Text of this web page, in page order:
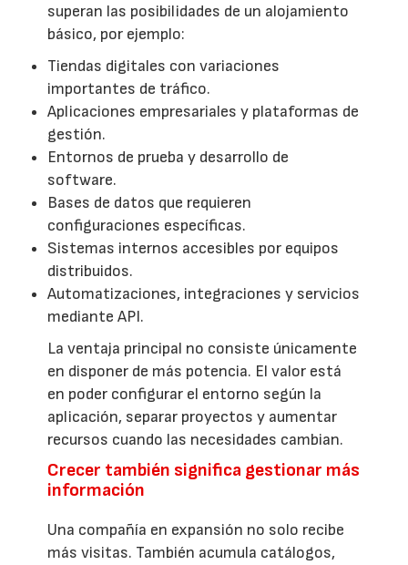
superan las posibilidades de un alojamiento
básico, por ejemplo:
Tiendas digitales con variaciones
importantes de tráfico.
Aplicaciones empresariales y plataformas de
gestión.
Entornos de prueba y desarrollo de
software.
Bases de datos que requieren
configuraciones específicas.
Sistemas internos accesibles por equipos
distribuidos.
Automatizaciones, integraciones y servicios
mediante API.
La ventaja principal no consiste únicamente
en disponer de más potencia. El valor está
en poder configurar el entorno según la
aplicación, separar proyectos y aumentar
recursos cuando las necesidades cambian.
Crecer también significa gestionar más
información
Una compañía en expansión no solo recibe
más visitas. También acumula catálogos,